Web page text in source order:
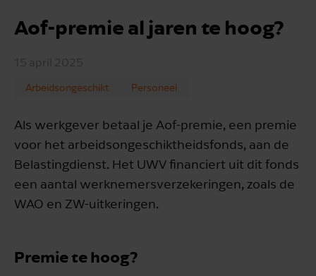
Aof-premie al jaren te hoog?
15 april 2025
Arbeidsongeschikt Personeel
Als werkgever betaal je Aof-premie, een premie
voor het arbeidsongeschiktheidsfonds, aan de
Belastingdienst. Het UWV financiert uit dit fonds
een aantal werknemersverzekeringen, zoals de
WAO en ZW-uitkeringen.
Premie te hoog?